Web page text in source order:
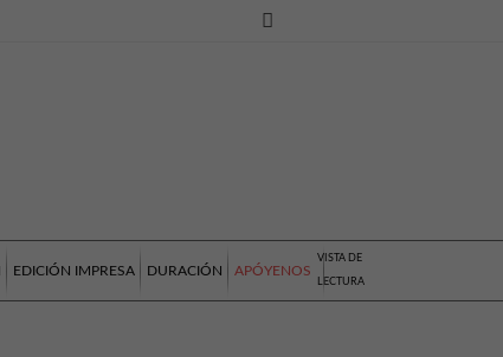
EDICIÓN IMPRESA DURACIÓN APÓYENOS
VISTA DE
LECTURA